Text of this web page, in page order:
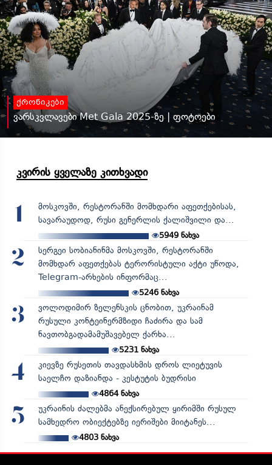
ქრონიკები
ვარსკვლავები Met Gala 2025-ზე | ფოტოები
კვირის ყველაზე კითხვადი
1
მოსკოვში, რესტორანში მომხდარი აფეთქებისას,
სავარაუდოდ, რუსი გენერლის ქალიშვილი და...
5949 ნახვა
2
სერგეი სობიანინმა მოსკოვში, რესტორანში
მომხდარ აფეთქებას ტერორისტული აქტი უწოდა,
Telegram-არხების ინფორმაც...
5246ნახვა
3
ვოლოდიმირ ზელენსკის ცნობით, უკრაინამ
რუსული კონტეინერმზიდი ჩაძირა და სამ
ნავთობგადამამუშავებელ ქარხა...
5231ნახვა
4
კიევზე რუსეთის თავდასხმის დროს ლიეტუვის
საელჩო დაზიანდა - კესტუტის ბუდრისი
4864ნახვა
5
უკრაინის ძალებმა ანექსირებულ ყირიმში რუსულ
სამხედრო ობიექტებზე იერიშები მიიტანეს...
4803ნახვა